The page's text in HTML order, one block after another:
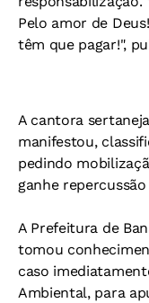
Pelo amor de
têm que pagar!",
A cantora
manifestou,
pedindo
ganhe
A Prefeitura de
tomou
caso
Ambiental, para